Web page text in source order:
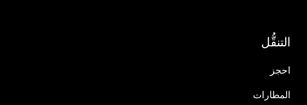
التنقُّل
احجز
المطارات